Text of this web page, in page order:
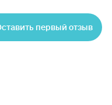
первый отзыв